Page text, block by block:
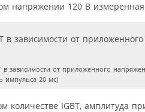
напряжении 120 В измеренная
в зависимости от приложенного
импульса 20 мс)
количестве IGBT, амплитуда